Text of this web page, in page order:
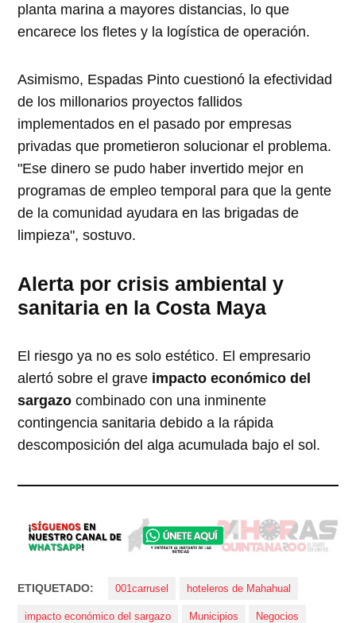
planta marina a mayores distancias, lo que
encarece los fletes y la logística de operación.
Asimismo, Espadas Pinto cuestionó la efectividad
de los millonarios proyectos fallidos
implementados en el pasado por empresas
privadas que prometieron solucionar el problema.
"Ese dinero se pudo haber invertido mejor en
programas de empleo temporal para que la gente
de la comunidad ayudara en las brigadas de
limpieza", sostuvo.
Alerta por crisis ambiental y
sanitaria en la Costa Maya
El riesgo ya no es solo estético. El empresario
alertó sobre el grave impacto económico del
sargazo combinado con una inminente
contingencia sanitaria debido a la rápida
descomposición del alga acumulada bajo el sol.
ETIQUETADO: 001carrusel hoteleros de Mahahual
impacto económico del sargazo Municipios Negocios